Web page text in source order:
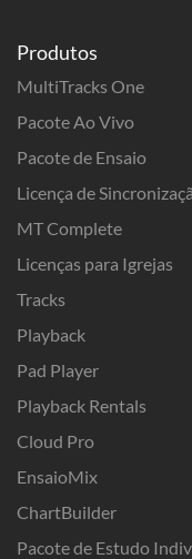
Produtos
MultiTracks One
Pacote Ao Vivo
Pacote de Ensaio
Licença de
MT Complete
Licenças para Igrejas
Tracks
Playback
Pad Player
Playback Rentals
Cloud Pro
EnsaioMix
ChartBuilder
Pacote de Estudo